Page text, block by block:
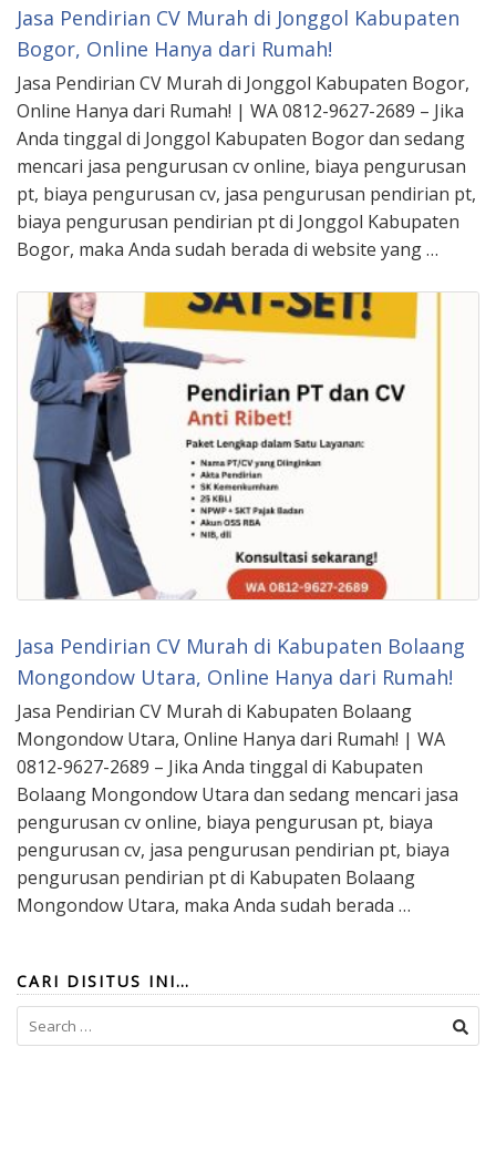
Jasa Pendirian CV Murah di Jonggol Kabupaten
Bogor, Online Hanya dari Rumah!
Jasa Pendirian CV Murah di Jonggol Kabupaten Bogor,
Online Hanya dari Rumah! | WA 0812-9627-2689 – Jika
Anda tinggal di Jonggol Kabupaten Bogor dan sedang
mencari jasa pengurusan cv online, biaya pengurusan
pt, biaya pengurusan cv, jasa pengurusan pendirian pt,
biaya pengurusan pendirian pt di Jonggol Kabupaten
Bogor, maka Anda sudah berada di website yang …
Jasa Pendirian CV Murah di Kabupaten Bolaang
Mongondow Utara, Online Hanya dari Rumah!
Jasa Pendirian CV Murah di Kabupaten Bolaang
Mongondow Utara, Online Hanya dari Rumah! | WA
0812-9627-2689 – Jika Anda tinggal di Kabupaten
Bolaang Mongondow Utara dan sedang mencari jasa
pengurusan cv online, biaya pengurusan pt, biaya
pengurusan cv, jasa pengurusan pendirian pt, biaya
pengurusan pendirian pt di Kabupaten Bolaang
Mongondow Utara, maka Anda sudah berada …
CARI DISITUS INI…
Search
for: